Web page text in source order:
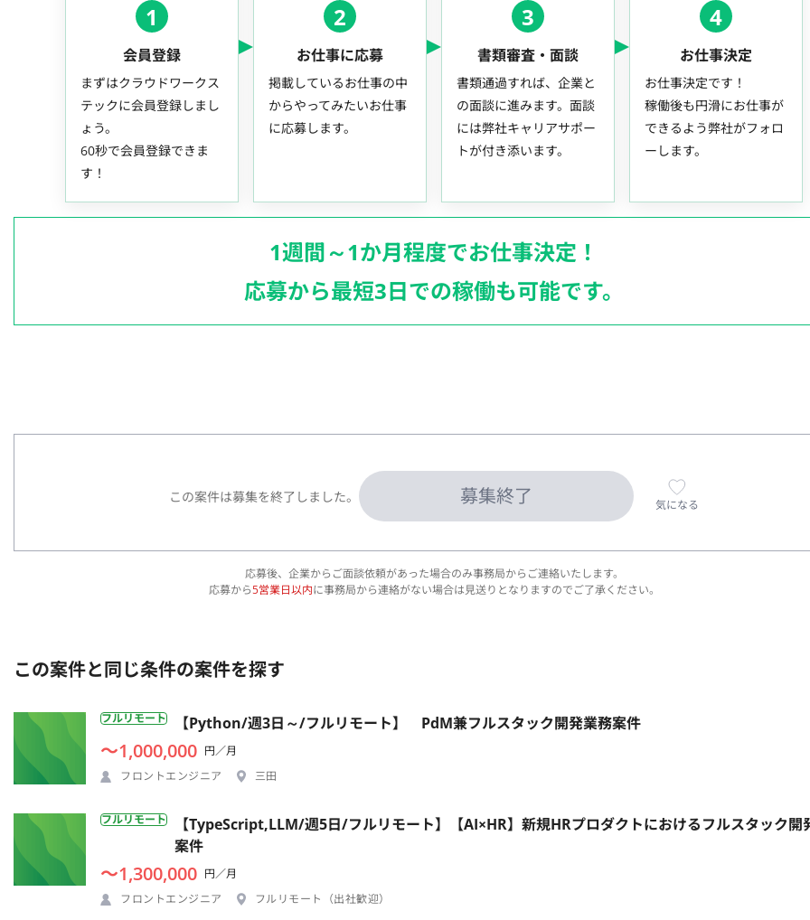
1
会員登録
まずはクラウドワークス
テックに会員登録しまし
ょう。
60秒で会員登録できま
す！
2
お仕事に応募
掲載しているお仕事の中
からやってみたいお仕事
に応募します。
3
書類審査・面談
書類通過すれば、企業と
の面談に進みます。面談
には弊社キャリアサポー
トが付き添います。
4
お仕事決定
お仕事決定です！
稼働後も円滑にお仕事が
できるよう弊社がフォロ
ーします。
1週間～1か月程度でお仕事決定！
応募から最短3日での稼働も可能です。
この案件は募集を終了しました。 募集終了 気になる
応募後、企業からご面談依頼があった場合のみ事務局からご連絡いたします。
応募から5営業日以内に事務局から連絡がない場合は見送りとなりますのでご了承ください。
この案件と同じ条件の案件を探す
フルリモート 【Python/週3日～/フルリモート】 PdM兼フルスタック開発業務案件
〜1,000,000 円／月
フロントエンジニア
三田
フルリモート
【TypeScript,LLM/週5日/フルリモート】【AI×HR】新規HRプロダクトにおけるフルスタック開
案件
〜1,300,000 円／月
フロントエンジニア
フルリモート（出社歓迎）